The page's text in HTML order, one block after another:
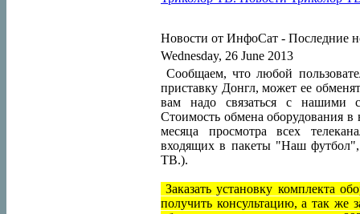
Новости от ИнфоСат - Последние
Wednesday, 26 June 2013
Сообщаем, что любой
приставку Донгл, может ее
вам надо связаться с нашими
Стоимость обмена оборудования
месяца просмотра всех
входящих в пакеты "Наш
ТВ.).
Заказать установку комплекта
получить консультацию, а так же